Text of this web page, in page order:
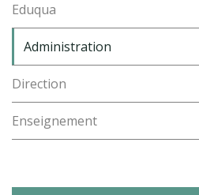
Eduqua
Administration
Direction
Enseignement